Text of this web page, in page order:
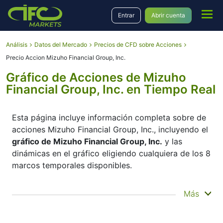
Entrar Abrir cuenta
Análisis Datos del Mercado
Precios de CFD sobre Acciones
Precio Accion Mizuho Financial Group, Inc.
Gráfico de Acciones de Mizuho
Financial Group, Inc. en Tiempo Real
Esta página incluye información completa sobre de
acciones Mizuho Financial Group, Inc., incluyendo el
gráfico de Mizuho Financial Group, Inc. y las
dinámicas en el gráfico eligiendo cualquiera de los 8
marcos temporales disponibles.
Moviendo el inicio y el final del marco temporal en
Más